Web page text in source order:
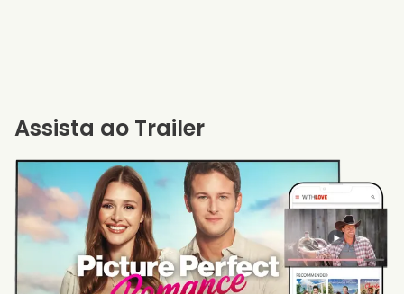
Assista ao Trailer